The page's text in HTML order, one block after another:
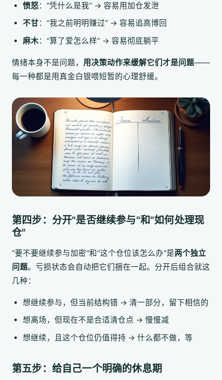
愤怒：“凭什么是我” → 容易用加仓发泄
不甘：“我之前明明赚过” → 容易追高博回
麻木：“算了爱怎么样” → 容易彻底躺平
情绪本身不是问题， 用决策动作来缓解它们才是问题——
每一种都是用真金白银喂短暂的心理舒缓。
第四步：分开"是否继续参与"和"如何处理现
仓"
"要不要继续参与加密"和"这个仓位该怎么办"是两个独立
问题。亏损状态会自动把它们捆在一起。分开后组合就这
几种：
想继续参与，但当前结构错 → 清一部分，留下相信的
想离场，但现在不是合适清仓点 → 慢慢减
想继续，且这个仓位仍值得持 → 什么都不做，等
第五步：给自己一个明确的休息期